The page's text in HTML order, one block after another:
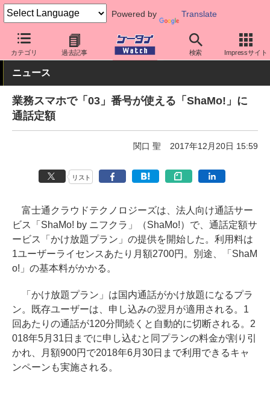
Powered by Translate
カテゴリ 過去記事 検索 Impressサイト
ケータイ Watch 法人向け サービス
ニュース
業務スマホで「03」番号が使える「ShaMo!」に
通話定額
関口 聖 2017年12月20日 15:59
リスト
富士通クラウドテクノロジーズは、法人向け通話サー
ビス「ShaMo! by ニフクラ」（ShaMo!）で、通話定額サ
ービス「かけ放題プラン」の提供を開始した。利用料は
1ユーザーライセンスあたり月額2700円。別途、「ShaM
o!」の基本料がかかる。
「かけ放題プラン」は国内通話がかけ放題になるプラ
ン。既存ユーザーは、申し込みの翌月が適用される。1
回あたりの通話が120分間続くと自動的に切断される。2
018年5月31日までに申し込むと同プランの料金が割り引
かれ、月額900円で2018年6月30日まで利用できるキャ
ンペーンも実施される。